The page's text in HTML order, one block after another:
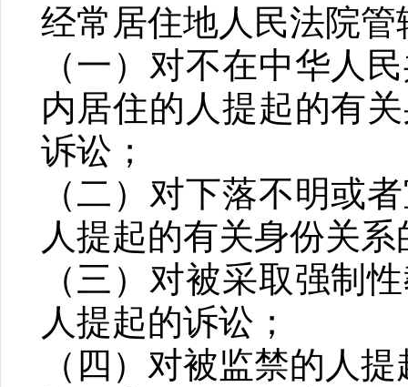
经常居住地人民法院管
（一）对不在中华人
内居住的人提起的有
诉讼；
（二）对下落不明或
人提起的有关身份关
（三）对被采取强制
人提起的诉讼；
（四）对被监禁的人